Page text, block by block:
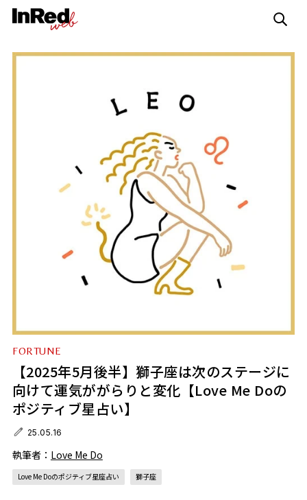
FORTUNE
【2025年5月後半】獅子座は次のステージに
向けて運気ががらりと変化【Love Me Doの
ポジティブ星占い】
25.05.16
執筆者： Love Me Do
Love Me Doのポジティブ星座占い 獅子座